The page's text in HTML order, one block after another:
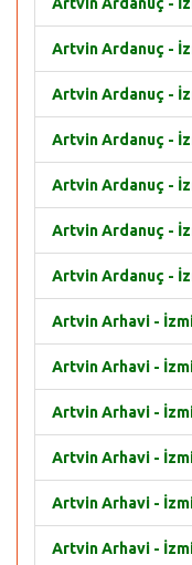
Artvin Ardanuç -
Artvin Ardanuç -
Artvin Ardanuç -
Artvin Ardanuç -
Artvin Ardanuç -
Artvin Ardanuç -
Artvin Arhavi -
Artvin Arhavi -
Artvin Arhavi -
Artvin Arhavi -
Artvin Arhavi -
Artvin Arhavi -